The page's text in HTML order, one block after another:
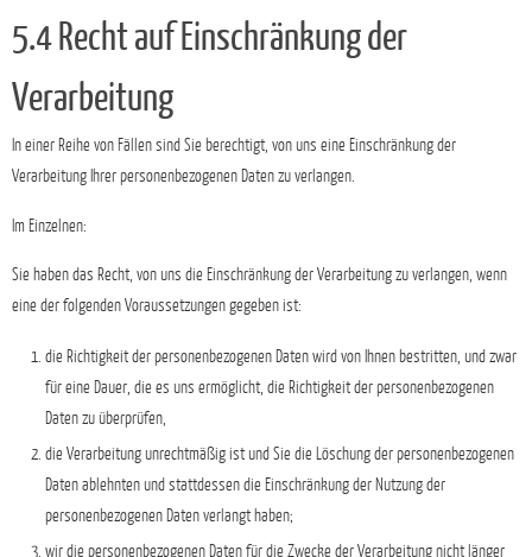
5.4 Recht auf Einschränkung der
Verarbeitung
In einer Reihe von Fällen sind Sie berechtigt, von uns eine Einschränkung der
Verarbeitung Ihrer personenbezogenen Daten zu verlangen.
Im Einzelnen:
Sie haben das Recht, von uns die Einschränkung der Verarbeitung zu verlangen, wenn
eine der folgenden Voraussetzungen gegeben ist:
die Richtigkeit der personenbezogenen Daten wird von Ihnen bestritten, und zwar
für eine Dauer, die es uns ermöglicht, die Richtigkeit der personenbezogenen
Daten zu überprüfen,
die Verarbeitung unrechtmäßig ist und Sie die Löschung der personenbezogenen
Daten ablehnten und stattdessen die Einschränkung der Nutzung der
personenbezogenen Daten verlangt haben;
wir die personenbezogenen Daten für die Zwecke der Verarbeitung nicht länger